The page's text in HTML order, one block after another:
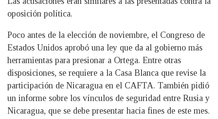
oposición política.
Poco antes de la elección de noviembre, el Congreso de
Estados Unidos aprobó una ley que da al gobierno más
herramientas para presionar a Ortega. Entre otras
disposiciones, se requiere a la Casa Blanca que revise la
participación de Nicaragua en el CAFTA. También pidió
un informe sobre los vínculos de seguridad entre Rusia y
Nicaragua, que se debe presentar hacia fines de este mes.